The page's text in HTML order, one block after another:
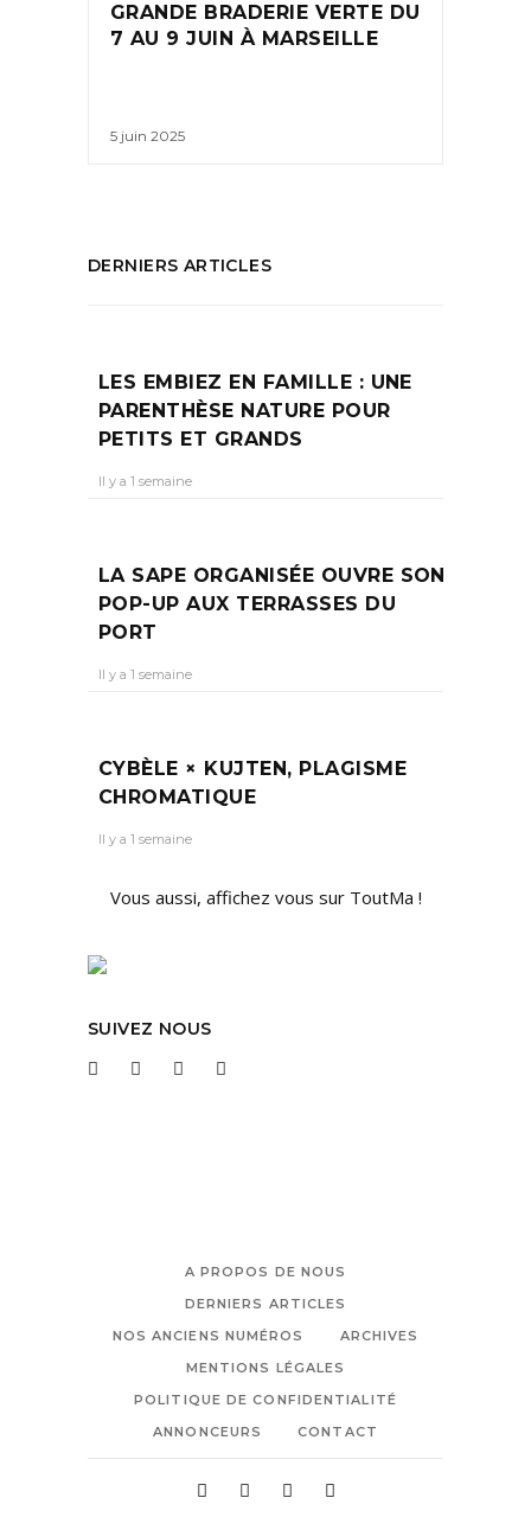
GRANDE BRADERIE VERTE DU
7 AU 9 JUIN À MARSEILLE
5 juin 2025
DERNIERS ARTICLES
LES EMBIEZ EN FAMILLE : UNE
PARENTHÈSE NATURE POUR
PETITS ET GRANDS
Il y a 1 semaine
LA SAPE ORGANISÉE OUVRE SON
POP-UP AUX TERRASSES DU
PORT
Il y a 1 semaine
CYBÈLE × KUJTEN, PLAGISME
CHROMATIQUE
Il y a 1 semaine
Vous aussi, affichez vous sur ToutMa !
SUIVEZ NOUS
A PROPOS DE NOUS
DERNIERS ARTICLES
NOS ANCIENS NUMÉROS
ARCHIVES
MENTIONS LÉGALES
POLITIQUE DE CONFIDENTIALITÉ
ANNONCEURS
CONTACT